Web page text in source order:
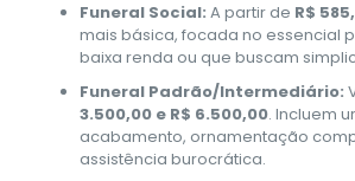
Funeral Social: A partir de R$
mais básica, focada no essencial
baixa renda ou que buscam
Funeral Padrão/Intermediário:
3.500,00 e R$ 6.500,00. Incluem
acabamento, ornamentação
assistência burocrática.